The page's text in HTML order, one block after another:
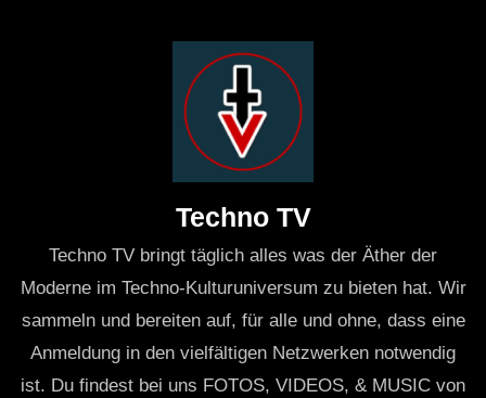
Techno TV
Techno TV bringt täglich alles was der Äther der
Moderne im Techno-Kulturuniversum zu bieten hat. Wir
sammeln und bereiten auf, für alle und ohne, dass eine
Anmeldung in den vielfältigen Netzwerken notwendig
ist. Du findest bei uns FOTOS, VIDEOS, & MUSIC von